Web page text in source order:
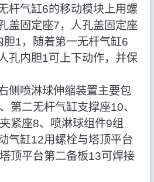
杆气缸6的移动模块上用螺
盖固定座7，人孔盖固定座
胆1，随着第一无杆气缸6
孔内胆1可上下动作，并保
侧喷淋球伸缩装置主要包
第二无杆气缸支撑座10、
紧座8、喷淋球组件9组
气缸12用螺栓与塔顶平台
顶平台第二备板13可焊接